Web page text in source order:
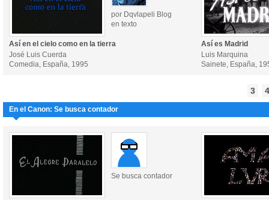
por Dqvlapeli Blog
en texto
Así en el cielo como en la tierra
José Luis Cuerda
Comedia, España, 1995
Así es Madrid
Luis Marquina
Sainete, España,
3 4
En el Canon: Se busca contador
Se busca contador